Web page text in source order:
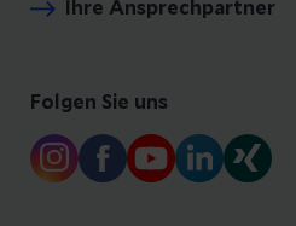
Ihre Ansprechpartner
Folgen Sie uns